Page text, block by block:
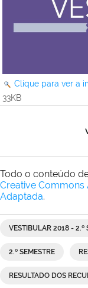
Clique para ver a
33KB
Todo o conteúdo
Creative Commons
Adaptada.
VESTIBULAR 2018 - 2.º
2.º SEMESTRE
RESULTADO DOS